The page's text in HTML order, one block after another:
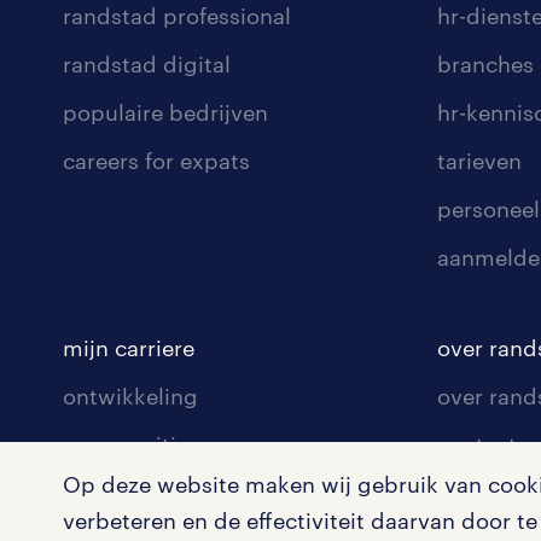
Op deze website maken wij gebruik van
verbeteren en de effectiviteit daarvan door
solliciteer snel en eenvoudig.
niet gevonden wat ik zocht.
vacature die bij jou past? Stel dan
zodra er nieuwe banen voor
randstad professional
randstad digital
populaire bedrijven
careers for expats
hr-
branches
hr-
tarieven
mijn carriere
ontwikkeling
communities
opleidingen en trainingen
over
over
contact
contact